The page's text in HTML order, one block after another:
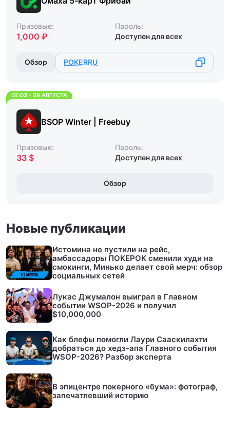
Призовые:
1,000 ₽
Пароль:
Доступен для всех
Обзор POKERRU
02:03 - 09 АВГУСТА
BSOP Winter | Freebuy
Призовые:
33 $
Пароль:
Доступен для всех
Обзор
Новые публикации
Истомина не пустили на рейс,
амбассадоры ПОКЕРОК сменили худи на
смокинги, Минько делает свой мерч: обзор
социальных сетей
Лукас Джумалон выиграл в Главном
событии WSOP-2026 и получил
$10,000,000
Как блефы помогли Лаури Сааскилахти
добраться до хедз-апа Главного события
WSOP-2026? Разбор эксперта
В эпицентре покерного «бума»: фотограф,
запечатлевший историю